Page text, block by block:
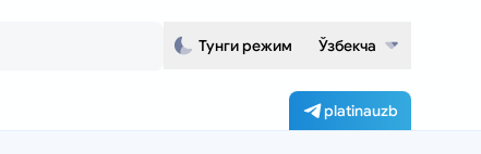
Тунги режим Ўзбекча
platinauzb